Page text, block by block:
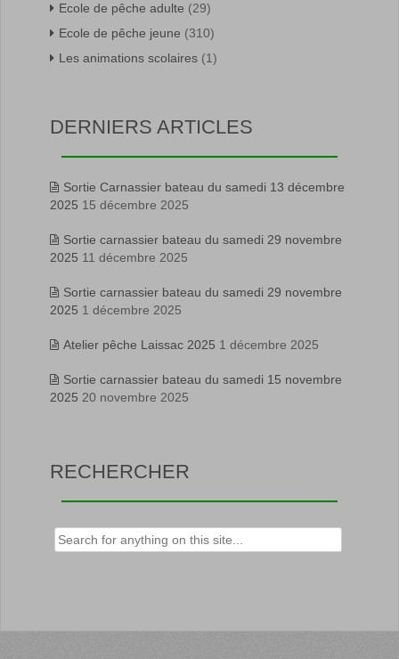
Ecole de pêche adulte (29)
Ecole de pêche jeune (310)
Les animations scolaires (1)
DERNIERS ARTICLES
Sortie Carnassier bateau du samedi 13 décembre
2025 15 décembre 2025
Sortie carnassier bateau du samedi 29 novembre
2025 11 décembre 2025
Sortie carnassier bateau du samedi 29 novembre
2025 1 décembre 2025
Atelier pêche Laissac 2025 1 décembre 2025
Sortie carnassier bateau du samedi 15 novembre
2025 20 novembre 2025
RECHERCHER
Rechercher :